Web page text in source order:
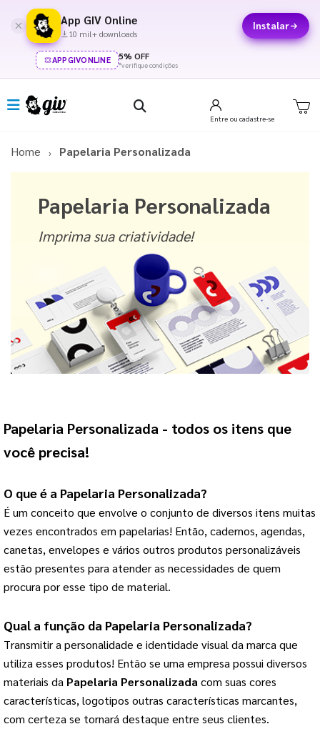
App GIV Online
10 mil+ downloads
Instalar
APPGIVONLINE 5% OFF
*verifique condições
Entre ou cadastre-se
Home Papelaria Personalizada
Papelaria Personalizada
Imprima sua criatividade!
Papelaria Personalizada - todos os itens que
você precisa!
O que é a Papelaria Personalizada?
É um conceito que envolve o conjunto de diversos itens muitas
vezes encontrados em papelarias! Então, cadernos, agendas,
canetas, envelopes e vários outros produtos personalizáveis
estão presentes para atender as necessidades de quem
procura por esse tipo de material.
Qual a função da Papelaria Personalizada?
Transmitir a personalidade e identidade visual da marca que
utiliza esses produtos! Então se uma empresa possui diversos
materiais da Papelaria Personalizada com suas cores
características, logotipos outras características marcantes,
com certeza se tornará destaque entre seus clientes.